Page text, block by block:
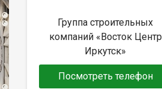
Группа строительных
компаний «Восток Центр
Иркутск»
Посмотреть телефон